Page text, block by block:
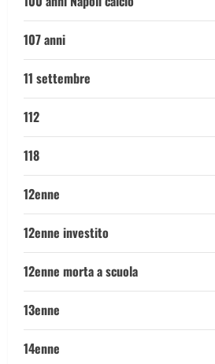
107 anni
11 settembre
112
118
12enne
12enne investito
12enne morta a scuola
13enne
14enne